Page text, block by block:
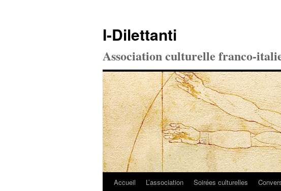
I-Dilettanti
Association culturelle franco-
Aller
Accueil L’association Soirées culturelles